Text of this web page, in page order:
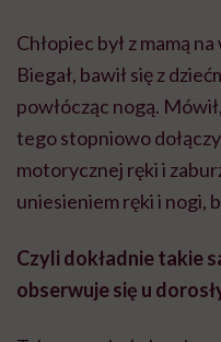
Chłopiec był z mamą
Biegał, bawił się z
powłócząc nogą.
tego stopniowo
motorycznej ręki i
uniesieniem ręki i nogi,
Czyli dokładnie takie
obserwuje się u